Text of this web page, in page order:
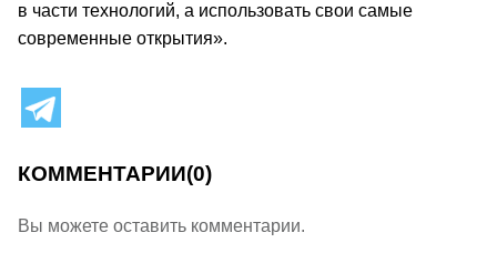
в части технологий, а использовать свои самые
современные открытия».
КОММЕНТАРИИ(0)
Вы можете оставить комментарии.